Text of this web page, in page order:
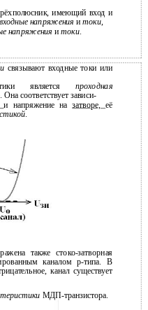
имеющий вход и
входные напряжения итоки,
напряжения итоки.
связывают входные токи или
является проходная
Она соответствует зависи-
и напряжение назатворе,её
.
также стоко-затворная
каналом р-типа. В
канал существует
МДП-транзистора.